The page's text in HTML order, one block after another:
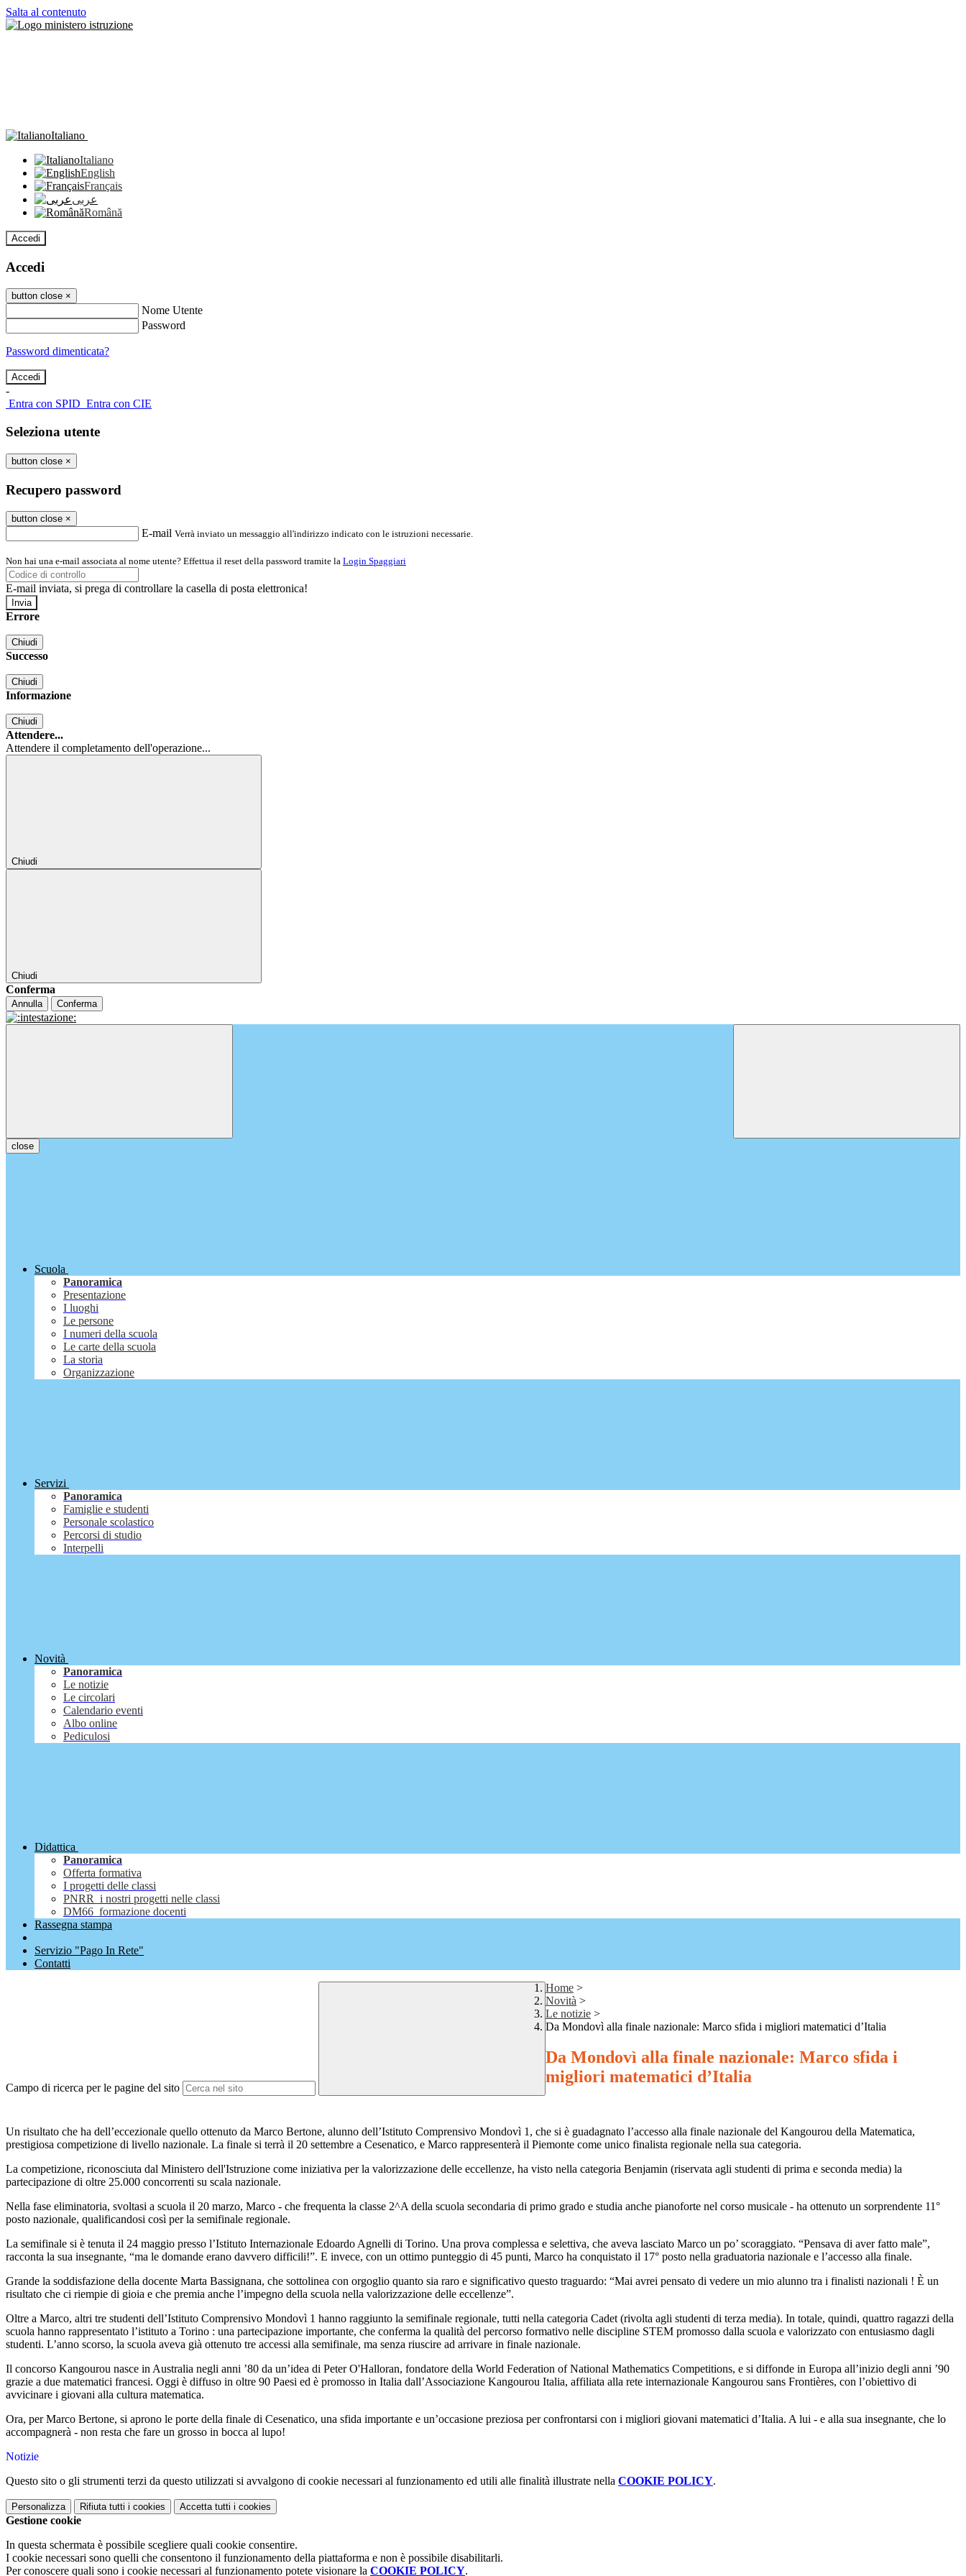
Salta al contenuto
Italiano
Italiano
English
Français
عربى
Română
Accedi
Accedi
button close ×
Nome Utente
Password
Password dimenticata?
-
Entra con SPID Entra con CIE
Seleziona utente
button close ×
Recupero password
button close ×
E-mail Verrà inviato un messaggio all'indirizzo indicato con le istruzioni necessarie.
Non hai una e-mail associata al nome utente? Effettua il reset della password tramite la Login Spaggiari
E-mail inviata, si prega di controllare la casella di posta elettronica!
Errore
Chiudi
Successo
Chiudi
Informazione
Chiudi
Attendere...
Attendere il completamento dell'operazione...
Chiudi
Chiudi
Conferma
Annulla Conferma
close
Scuola
Panoramica
Presentazione
I luoghi
Le persone
I numeri della scuola
Le carte della scuola
La storia
Organizzazione
Servizi
Panoramica
Famiglie e studenti
Personale scolastico
Percorsi di studio
Interpelli
Novità
Panoramica
Le notizie
Le circolari
Calendario eventi
Albo online
Pediculosi
Didattica
Panoramica
Offerta formativa
I progetti delle classi
PNRR_i nostri progetti nelle classi
DM66_formazione docenti
Rassegna stampa
Servizio "Pago In Rete"
Contatti
Campo di ricerca per le pagine del sito
Home >
Novità >
Le notizie >
Da Mondovì alla finale nazionale: Marco sfida i migliori matematici d’Italia
Da Mondovì alla finale nazionale: Marco sfida i
migliori matematici d’Italia
Un risultato che ha dell’eccezionale quello ottenuto da Marco Bertone, alunno dell’Istituto Comprensivo Mondovì 1, che si è guadagnato l’accesso alla finale nazionale del Kangourou della Matematica,
prestigiosa competizione di livello nazionale. La finale si terrà il 20 settembre a Cesenatico, e Marco rappresenterà il Piemonte come unico finalista regionale nella sua categoria.
La competizione, riconosciuta dal Ministero dell'Istruzione come iniziativa per la valorizzazione delle eccellenze, ha visto nella categoria Benjamin (riservata agli studenti di prima e seconda media) la
partecipazione di oltre 25.000 concorrenti su scala nazionale.
Nella fase eliminatoria, svoltasi a scuola il 20 marzo, Marco - che frequenta la classe 2^A della scuola secondaria di primo grado e studia anche pianoforte nel corso musicale - ha ottenuto un sorprendente 11°
posto nazionale, qualificandosi così per la semifinale regionale.
La semifinale si è tenuta il 24 maggio presso l’Istituto Internazionale Edoardo Agnelli di Torino. Una prova complessa e selettiva, che aveva lasciato Marco un po’ scoraggiato. “Pensava di aver fatto male”,
racconta la sua insegnante, “ma le domande erano davvero difficili!”. E invece, con un ottimo punteggio di 45 punti, Marco ha conquistato il 17° posto nella graduatoria nazionale e l’accesso alla finale.
Grande la soddisfazione della docente Marta Bassignana, che sottolinea con orgoglio quanto sia raro e significativo questo traguardo: “Mai avrei pensato di vedere un mio alunno tra i finalisti nazionali ! È un
risultato che ci riempie di gioia e che premia anche l’impegno della scuola nella valorizzazione delle eccellenze”.
Oltre a Marco, altri tre studenti dell’Istituto Comprensivo Mondovì 1 hanno raggiunto la semifinale regionale, tutti nella categoria Cadet (rivolta agli studenti di terza media). In totale, quindi, quattro ragazzi della
scuola hanno rappresentato l’istituto a Torino : una partecipazione importante, che conferma la qualità del percorso formativo nelle discipline STEM promosso dalla scuola e valorizzato con entusiasmo dagli
studenti. L’anno scorso, la scuola aveva già ottenuto tre accessi alla semifinale, ma senza riuscire ad arrivare in finale nazionale.
Il concorso Kangourou nasce in Australia negli anni ’80 da un’idea di Peter O'Halloran, fondatore della World Federation of National Mathematics Competitions, e si diffonde in Europa all’inizio degli anni ’90
grazie a due matematici francesi. Oggi è diffuso in oltre 90 Paesi ed è promosso in Italia dall’Associazione Kangourou Italia, affiliata alla rete internazionale Kangourou sans Frontières, con l’obiettivo di
avvicinare i giovani alla cultura matematica.
Ora, per Marco Bertone, si aprono le porte della finale di Cesenatico, una sfida importante e un’occasione preziosa per confrontarsi con i migliori giovani matematici d’Italia. A lui - e alla sua insegnante, che lo
accompagnerà - non resta che fare un grosso in bocca al lupo!
Notizie
Questo sito o gli strumenti terzi da questo utilizzati si avvalgono di cookie necessari al funzionamento ed utili alle finalità illustrate nella COOKIE POLICY.
Personalizza Rifiuta tutti i cookies Accetta tutti i cookies
Gestione cookie
In questa schermata è possibile scegliere quali cookie consentire.
I cookie necessari sono quelli che consentono il funzionamento della piattaforma e non è possibile disabilitarli.
Per conoscere quali sono i cookie necessari al funzionamento potete visionare la COOKIE POLICY.